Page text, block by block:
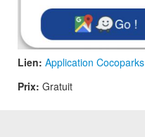
Lien: Application Cocoparks
Prix: Gratuit